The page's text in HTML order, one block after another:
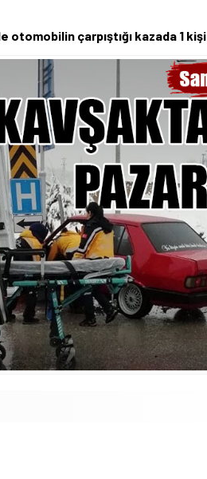
otomobilin çarpıştığı kazada 1